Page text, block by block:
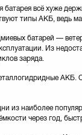
батарея всё хуже
типы АКБ, ведь
батарей —
Из
заряда.
АКБ.
из наиболее
через год,